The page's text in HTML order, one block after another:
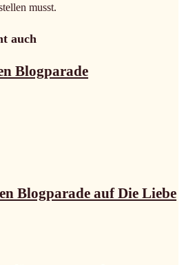
musst.
auch
Blogparade
Blogparade auf Die Liebe